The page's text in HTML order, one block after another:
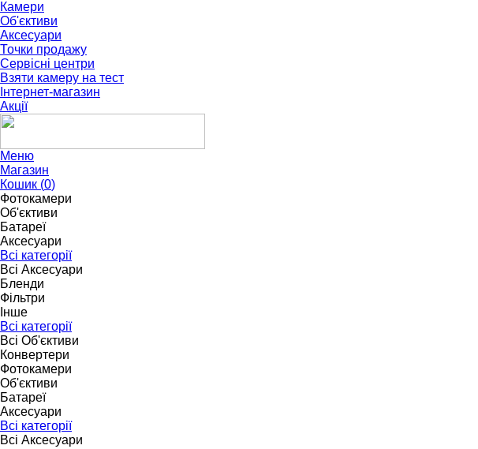
Камери
Об'єктиви
Аксесуари
Точки продажу
Сервісні центри
Взяти камеру на тест
Інтернет-магазин
Акції
Меню
Магазин
Кошик (0)
Фотокамери
Об'єктиви
Батареї
Аксесуари
Всі категорії
Всі Аксесуари
Бленди
Фільтри
Інше
Всі категорії
Всі Об'єктиви
Конвертери
Фотокамери
Об'єктиви
Батареї
Аксесуари
Всі категорії
Всі Аксесуари